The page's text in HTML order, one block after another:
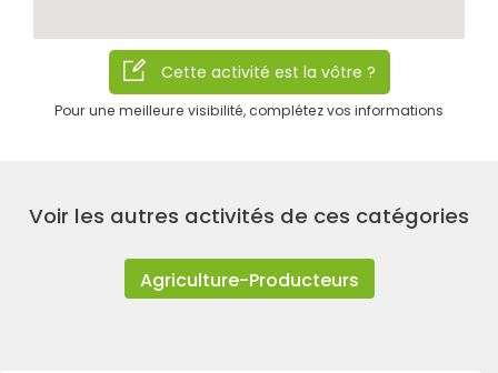
Cette activité est la vôtre ?
Pour une meilleure visibilité, complétez vos informations
Voir les autres activités de ces catégories
Agriculture-Producteurs